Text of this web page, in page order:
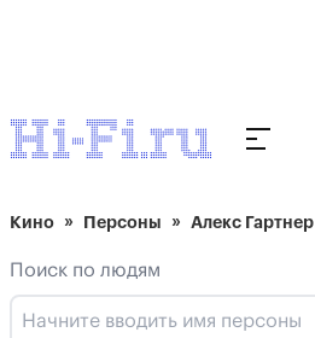
Кино Персоны Алекс Гартнер
Поиск по людям